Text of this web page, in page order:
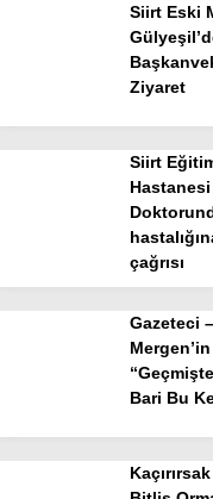
Siirt Eski
Ziyaret
Siirt
çağrısı
Gazeteci
Bari Bu